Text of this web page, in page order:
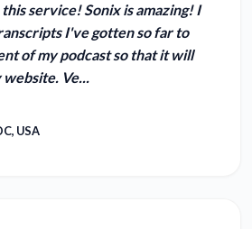
service! Sonix is amazing!I
I've gotten so far to
of my podcast so that it will
website. Ve...
USA